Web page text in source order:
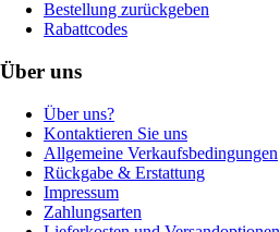
Bestellung zurückgeben
Rabattcodes
Über uns
Über uns?
Kontaktieren Sie uns
Allgemeine Verkaufsbedingungen
Rückgabe & Erstattung
Impressum
Zahlungsarten